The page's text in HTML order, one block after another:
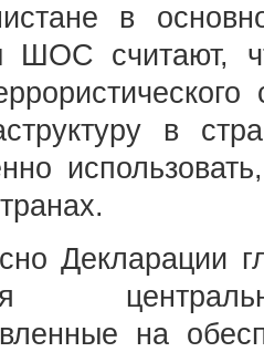
в
ШОС считают,
в
Декларации
на